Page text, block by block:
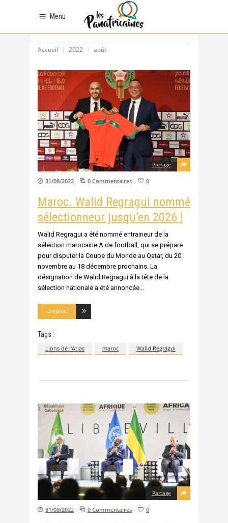
Menu
Accueil 2022 août
Partage
31/08/2022 0 Commentaires 0
Maroc. Walid Regragui nommé
sélectionneur jusqu’en 2026 !
Walid Regragui a été nommé entraineur de la
sélection marocaine A de football, qui se prépare
pour disputer la Coupe du Monde au Qatar, du 20
novembre au 18 décembre prochains. La
désignation de Walid Regragui à la tête de la
sélection nationale a été annoncée
Lire plus...
Tags :
Lions de l'Atlas maroc Walid Regragui
Partage
31/08/2022 0 Commentaires 0